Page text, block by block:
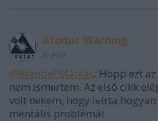
Atomic Warning
@Brendel Mátyás: Hopp ezt
nem ismertem. Az első cikk
volt nekem, hogy leírta
mentális problémái.